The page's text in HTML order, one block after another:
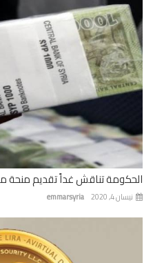
تناقش غداً تقديم منحة
emmarsyria 4, 2020